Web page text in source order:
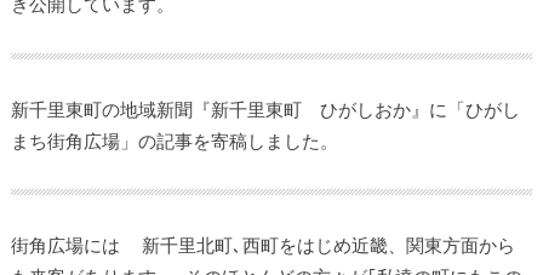
新千里東町の地域新聞『新千里東町 ひがしおか』に「ひがし
まち街角広場」の記事を寄稿しました。
街角広場には 新千里北町､西町をはじめ近畿、関東方面から